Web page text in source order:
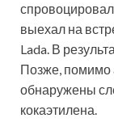
выехал на
Lada. В
Позже, помимо
обнаружены
кокаэтилена.